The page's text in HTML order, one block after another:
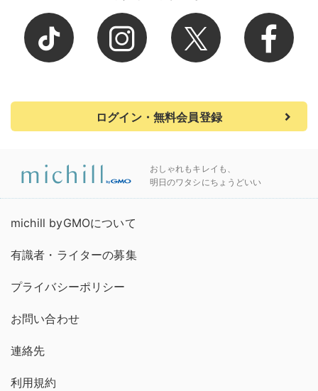
ログイン・無料会員登録
おしゃれもキレイも、
明日のワタシにちょうどいい
michill byGMOについて
有識者・ライターの募集
プライバシーポリシー
お問い合わせ
連絡先
利用規約